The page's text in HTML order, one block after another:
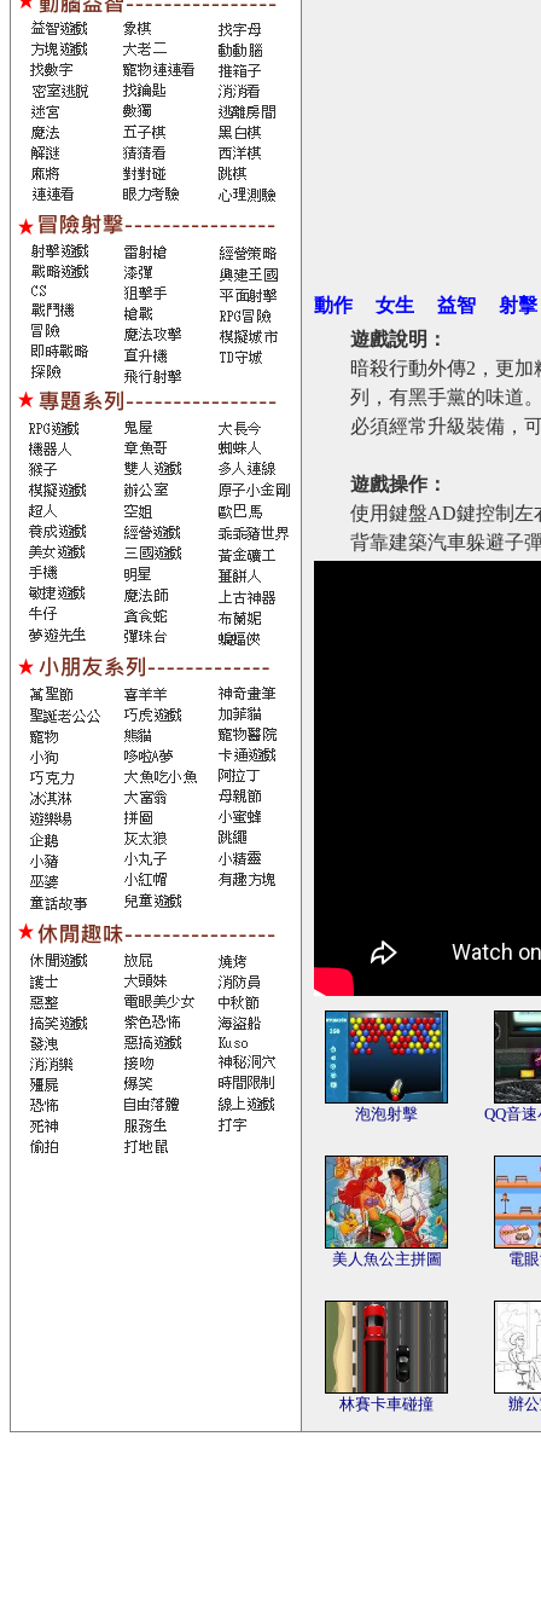
動作 女生 益智
射擊
遊戲說明：
暗殺行動外傳2，更
列，有黑手黨的味道
必須經常升級裝備，
遊戲操作：
使用鍵盤AD鍵控制左
背靠建築汽車躲避子
泡泡射擊 QQ音
美人魚公主拼圖 電
林賽卡車碰撞 辦